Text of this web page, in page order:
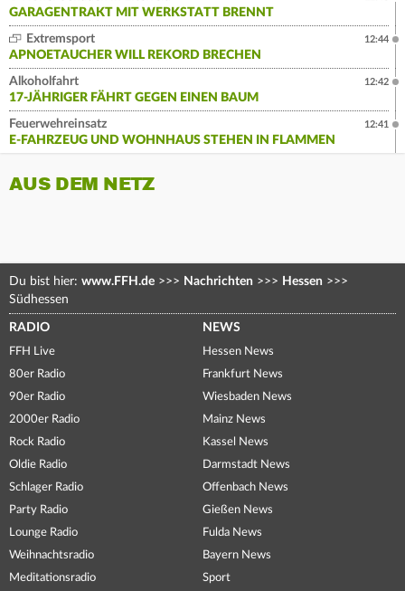
GARAGENTRAKT MIT WERKSTATT BRENNT
Extremsport
APNOETAUCHER WILL REKORD BRECHEN
12:44
Alkoholfahrt
17-JÄHRIGER FÄHRT GEGEN EINEN BAUM
12:42
Feuerwehreinsatz
E-FAHRZEUG UND WOHNHAUS STEHEN IN FLAMMEN
12:41
AUS DEM NETZ
Du bist hier: www.FFH.de >>> Nachrichten >>> Hessen >>>
Südhessen
RADIO
FFH Live
80er Radio
90er Radio
2000er Radio
Rock Radio
Oldie Radio
Schlager Radio
Party Radio
Lounge Radio
Weihnachtsradio
Meditationsradio
NEWS
Hessen News
Frankfurt News
Wiesbaden News
Mainz News
Kassel News
Darmstadt News
Offenbach News
Gießen News
Fulda News
Bayern News
Sport